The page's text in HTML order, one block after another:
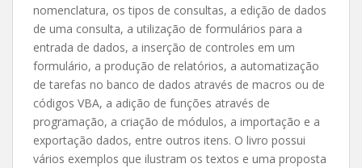
nomenclatura, os tipos de consultas, a edição de dados
de uma consulta, a utilização de formulários para a
entrada de dados, a inserção de controles em um
formulário, a produção de relatórios, a automatização
de tarefas no banco de dados através de macros ou de
códigos VBA, a adição de funções através de
programação, a criação de módulos, a importação e a
exportação dados, entre outros itens. O livro possui
vários exemplos que ilustram os textos e uma proposta